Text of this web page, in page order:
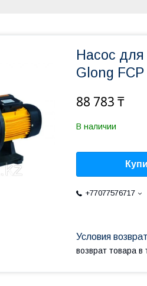
Насос
Glong
88 783 ₸
В наличии
+77077576717
возврат товара